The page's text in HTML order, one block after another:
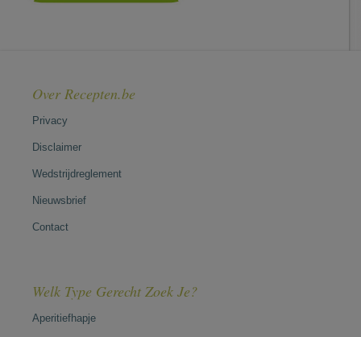
Over Recepten.be
Privacy
Disclaimer
Wedstrijdreglement
Nieuwsbrief
Contact
Welk Type Gerecht Zoek Je?
Aperitiefhapje